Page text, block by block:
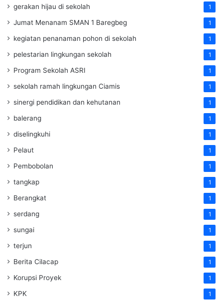
gerakan hijau di sekolah 1
Jumat Menanam SMAN 1 Baregbeg 1
kegiatan penanaman pohon di sekolah 1
pelestarian lingkungan sekolah 1
Program Sekolah ASRI 1
sekolah ramah lingkungan Ciamis 1
sinergi pendidikan dan kehutanan 1
balerang 1
diselingkuhi 1
Pelaut 1
Pembobolan 1
tangkap 1
Berangkat 1
serdang 1
sungai 1
terjun 1
Berita Cilacap 1
Korupsi Proyek 1
KPK 1